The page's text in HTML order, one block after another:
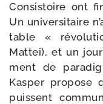
Consistoire ont
Un uni­ver­si­taire
table «
Mattei), et un
ment de
Kasper pro­pose
puissent